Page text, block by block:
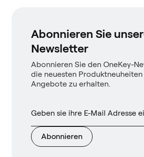
Abonnieren Sie
Newsletter
Abonnieren Sie den OneKey-
die neuesten Produktneuheiten
Angebote zu erhalten.
Abonnieren